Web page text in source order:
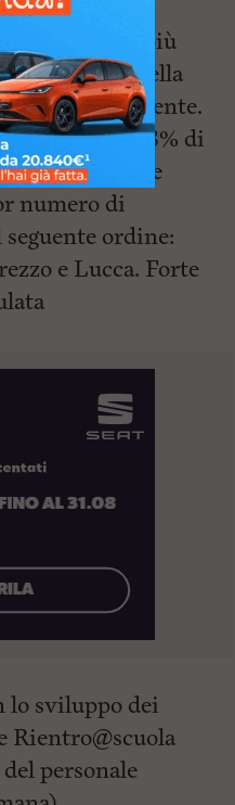
professionali
con più
essere quella
maggiormente.
con oltre il 18% di
Comuni e
numero di
ordine:
e Lucca. Forte
lo sviluppo dei
Rientro@scuola
personale